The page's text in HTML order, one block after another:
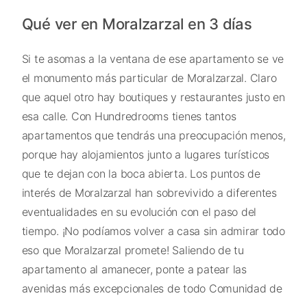
Qué ver en Moralzarzal en 3 días
Si te asomas a la ventana de ese apartamento se ve
el monumento más particular de Moralzarzal. Claro
que aquel otro hay boutiques y restaurantes justo en
esa calle. Con Hundredrooms tienes tantos
apartamentos que tendrás una preocupación menos,
porque hay alojamientos junto a lugares turísticos
que te dejan con la boca abierta. Los puntos de
interés de Moralzarzal han sobrevivido a diferentes
eventualidades en su evolución con el paso del
tiempo. ¡No podíamos volver a casa sin admirar todo
eso que Moralzarzal promete! Saliendo de tu
apartamento al amanecer, ponte a patear las
avenidas más excepcionales de todo Comunidad de